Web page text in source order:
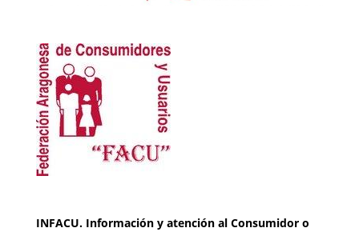
INFACU. Información y atención al Consumidor o